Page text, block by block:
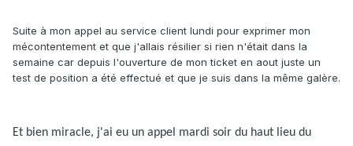
Suite à mon appel au service client lundi pour exprimer mon
mécontentement et que j'allais résilier si rien n'était dans la
semaine car depuis l'ouverture de mon ticket en aout juste un
test de position a été effectué et que je suis dans la même galère.
Et bien miracle, j'ai eu un appel mardi soir du haut lieu du